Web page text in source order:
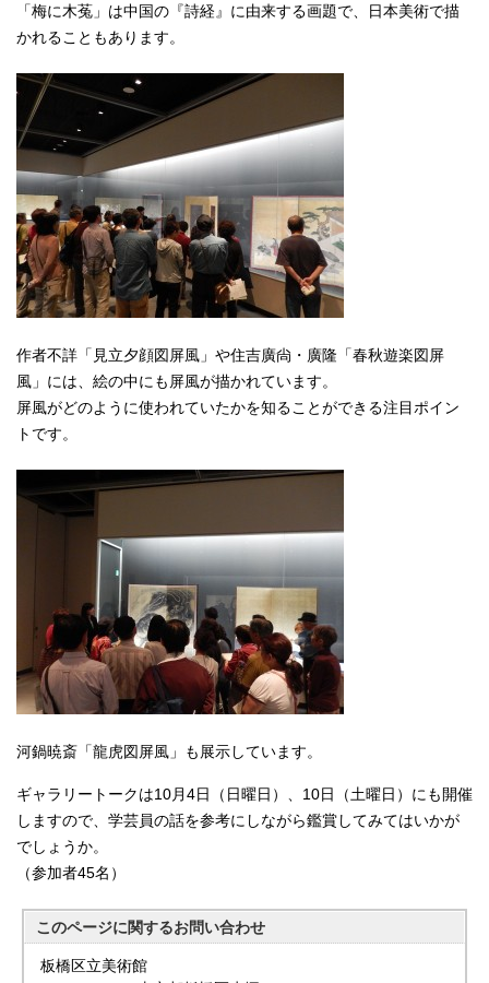
English
한국어
繁體中文
「梅に木菟」は中国の『詩経』に由来する画題で、日本美術で描
かれることもあります。
作者不詳「見立夕顔図屏風」や住吉廣尙・廣隆「春秋遊楽図屏
風」には、絵の中にも屏風が描かれています。
屏風がどのように使われていたかを知ることができる注目ポイン
トです。
河鍋暁斎「龍虎図屏風」も展示しています。
ギャラリートークは10月4日（日曜日）、10日（土曜日）にも開催
しますので、学芸員の話を参考にしながら鑑賞してみてはいかが
でしょうか。
（参加者45名）
このページに関するお問い合わせ
板橋区立美術館